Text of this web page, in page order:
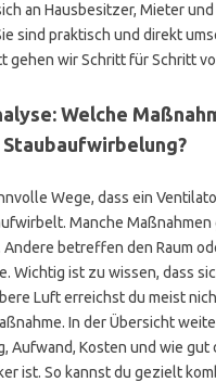
an Hausbesitzer, Mieter und
sind praktisch und direkt
gehen wir Schritt für Schritt
Welche
Wege, dass ein
Manche
Andere betreffen den Raum
Wichtig ist zu wissen, dass
Luft erreichst du meist
In der Übersicht
Aufwand, Kosten und wie gut
ist. So kannst du gezielt